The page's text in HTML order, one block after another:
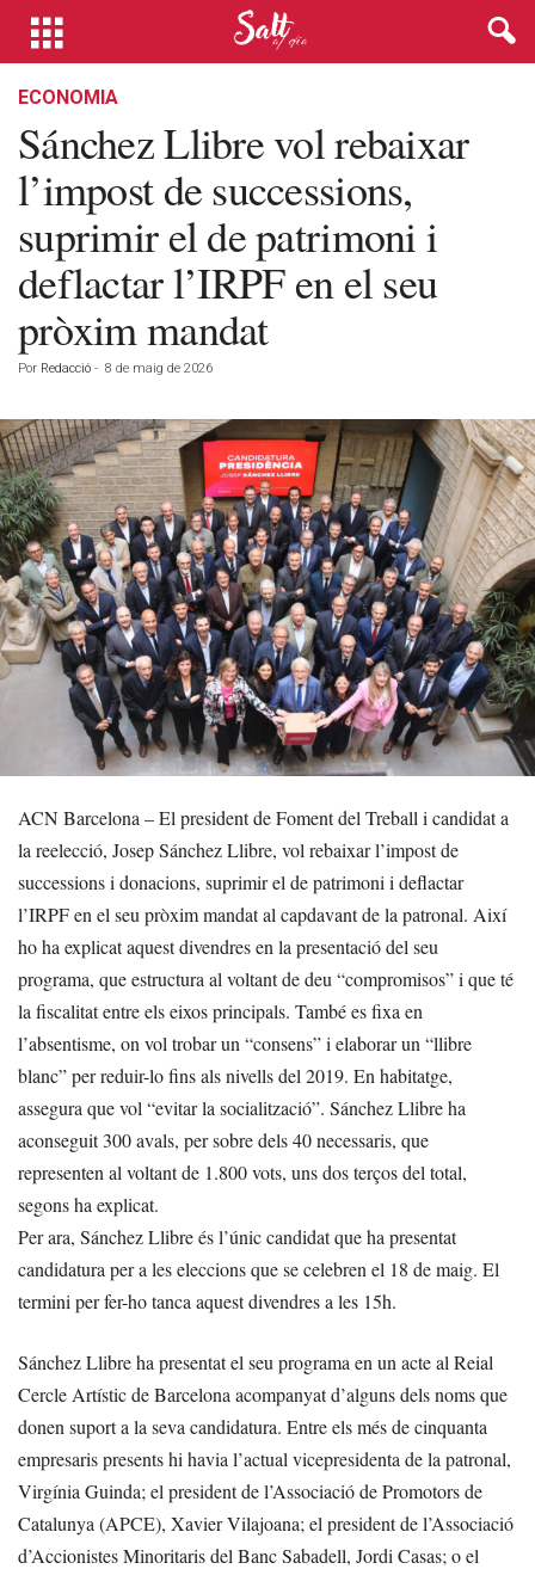
ECONOMIA
Sánchez Llibre vol rebaixar
l’impost de successions,
suprimir el de patrimoni i
deflactar l’IRPF en el seu
pròxim mandat
Por Redacció - 8 de maig de 2026
ACN Barcelona – El president de Foment del Treball i candidat a
la reelecció, Josep Sánchez Llibre, vol rebaixar l’impost de
successions i donacions, suprimir el de patrimoni i deflactar
l’IRPF en el seu pròxim mandat al capdavant de la patronal. Així
ho ha explicat aquest divendres en la presentació del seu
programa, que estructura al voltant de deu “compromisos” i que té
la fiscalitat entre els eixos principals. També es fixa en
l’absentisme, on vol trobar un “consens” i elaborar un “llibre
blanc” per reduir-lo fins als nivells del 2019. En habitatge,
assegura que vol “evitar la socialització”. Sánchez Llibre ha
aconseguit 300 avals, per sobre dels 40 necessaris, que
representen al voltant de 1.800 vots, uns dos terços del total,
segons ha explicat.
Per ara, Sánchez Llibre és l’únic candidat que ha presentat
candidatura per a les eleccions que se celebren el 18 de maig. El
termini per fer-ho tanca aquest divendres a les 15h.
Sánchez Llibre ha presentat el seu programa en un acte al Reial
Cercle Artístic de Barcelona acompanyat d’alguns dels noms que
donen suport a la seva candidatura. Entre els més de cinquanta
empresaris presents hi havia l’actual vicepresidenta de la patronal,
Virgínia Guinda; el president de l’Associació de Promotors de
Catalunya (APCE), Xavier Vilajoana; el president de l’Associació
d’Accionistes Minoritaris del Banc Sabadell, Jordi Casas; o el